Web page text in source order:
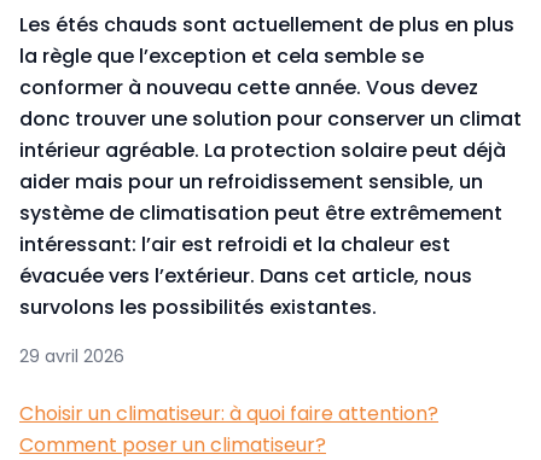
Les étés chauds sont actuellement de plus en plus
la règle que l’exception et cela semble se
conformer à nouveau cette année. Vous devez
donc trouver une solution pour conserver un climat
intérieur agréable. La protection solaire peut déjà
aider mais pour un refroidissement sensible, un
système de climatisation peut être extrêmement
intéressant: l’air est refroidi et la chaleur est
évacuée vers l’extérieur. Dans cet article, nous
survolons les possibilités existantes.
29 avril 2026
Choisir un climatiseur: à quoi faire attention?
Comment poser un climatiseur?